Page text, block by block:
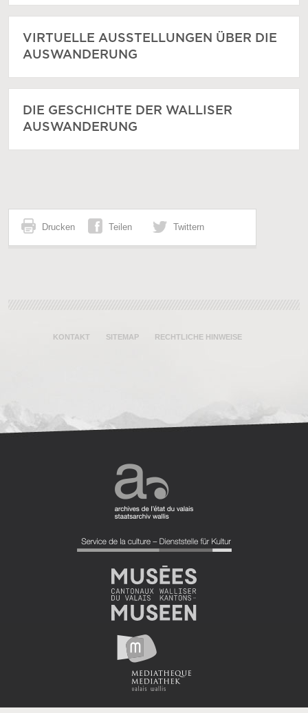
VIRTUELLE AUSSTELLUNGEN ÜBER DIE
AUSWANDERUNG
DIE GESCHICHTE DER WALLISER
AUSWANDERUNG
Drucken Teilen Twittern
KONTAKT SITEMAP RECHTLICHE HINWEISE